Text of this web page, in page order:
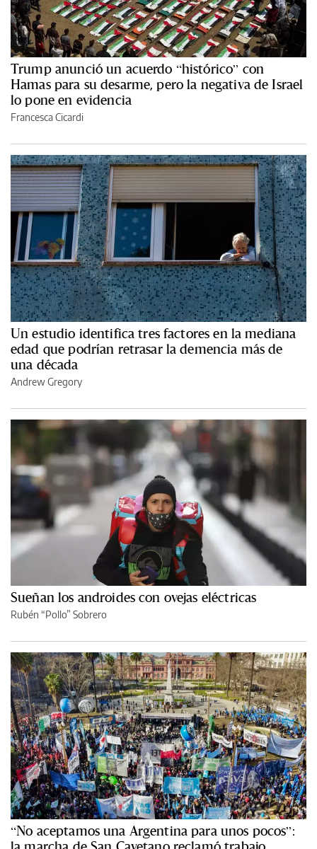
Trump anunció un acuerdo “histórico” con
Hamas para su desarme, pero la negativa de Israel
lo pone en evidencia
Francesca Cicardi
Un estudio identifica tres factores en la mediana
edad que podrían retrasar la demencia más de
una década
Andrew Gregory
Sueñan los androides con ovejas eléctricas
Rubén “Pollo” Sobrero
“No aceptamos una Argentina para unos pocos”: